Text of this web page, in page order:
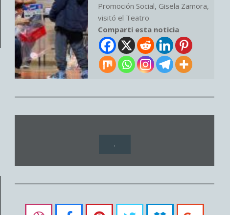
Promoción Social, Gisela Zamora,
visitó el Teatro
Comparti esta noticia
.